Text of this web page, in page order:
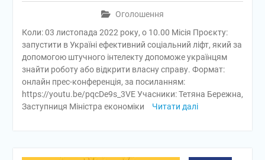
Оголошення
Коли: 03 листопада 2022 року, о 10.00 Місія Проєкту:
запустити в Україні ефективний соціальний ліфт, який за
допомогою штучного інтелекту допоможе українцям
знайти роботу або відкрити власну справу. Формат:
онлайн прес-конференція, за посиланням:
https://youtu.be/pqcDe9s_3VE Учасники: Тетяна Бережна,
Заступниця Міністра економіки
Читати далі